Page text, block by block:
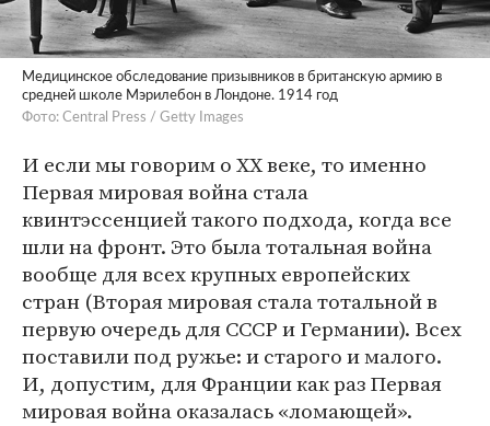
Медицинское обследование призывников в британскую армию в
средней школе Мэрилебон в Лондоне. 1914 год
Фото: Central Press / Getty Images
И если мы говорим о XX веке, то именно
Первая мировая война стала
квинтэссенцией такого подхода, когда все
шли на фронт. Это была тотальная война
вообще для всех крупных европейских
стран (Вторая мировая стала тотальной в
первую очередь для СССР и Германии). Всех
поставили под ружье: и старого и малого.
И, допустим, для Франции как раз Первая
мировая война оказалась «ломающей».